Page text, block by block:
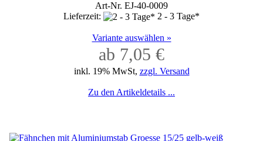
Art-Nr. EJ-40-0009
Lieferzeit:
2 - 3 Tage*
Variante auswählen »
ab 7,05 €
inkl. 19% MwSt, zzgl. Versand
Zu den Artikeldetails ...